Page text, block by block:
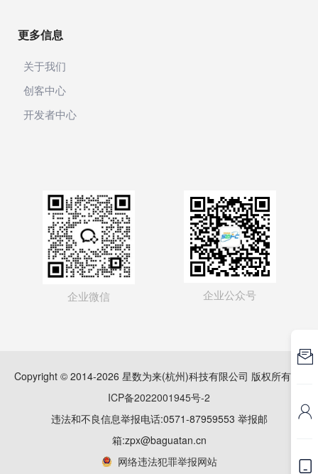
更多信息
关于我们
创客中心
开发者中心
企业微信 企业公众号
Copyright © 2014-2026 星数为来(杭州)科技有限公司 版权所有
ICP备2022001945号-2
违法和不良信息举报电话:0571-87959553 举报邮
箱:zpx@baguatan.cn
网络违法犯罪举报网站


